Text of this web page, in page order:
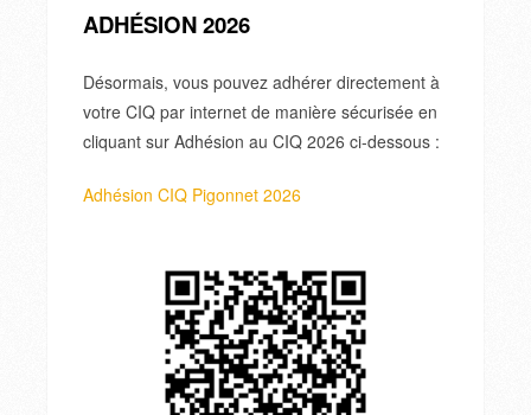
ADHÉSION 2026
Désormais, vous pouvez adhérer directement à
votre CIQ par internet de manière sécurisée en
cliquant sur Adhésion au CIQ 2026 ci-dessous :
Adhésion CIQ Pigonnet 2026